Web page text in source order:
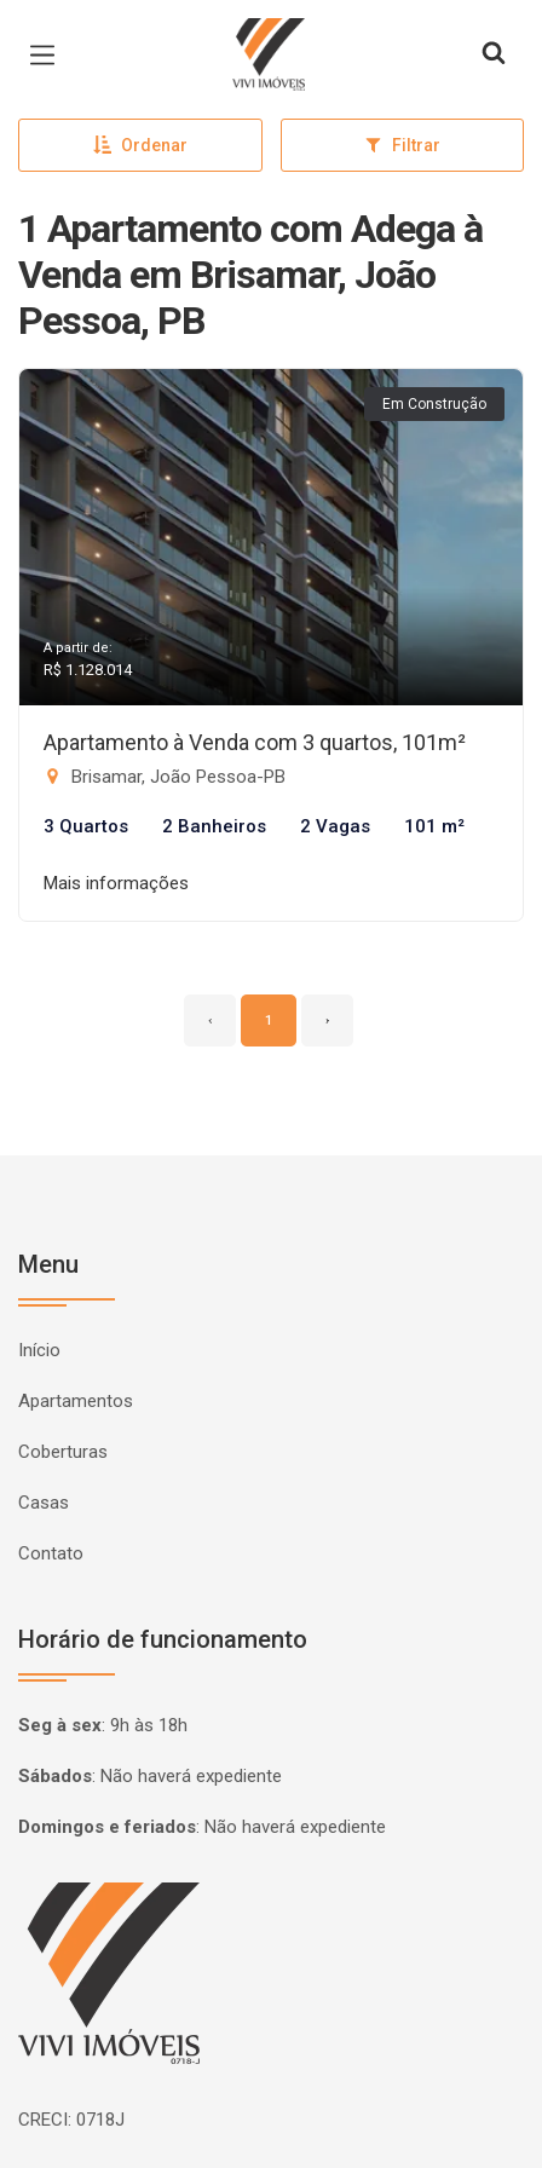
Página inicial
Ordenar Filtrar
1 Apartamento com Adega à
Venda em Brisamar, João
Pessoa, PB
Em Construção
A partir de:
R$ 1.128.014
Apartamento à Venda com 3 quartos, 101m²
Brisamar, João Pessoa-PB
3 Quartos 2 Banheiros 2 Vagas 101 m²
Mais informações
‹ 1 ›
Menu
Início
Apartamentos
Coberturas
Casas
Contato
Horário de funcionamento
Seg à sex: 9h às 18h
Sábados: Não haverá expediente
Domingos e feriados: Não haverá expediente
Página inicial
CRECI: 0718J